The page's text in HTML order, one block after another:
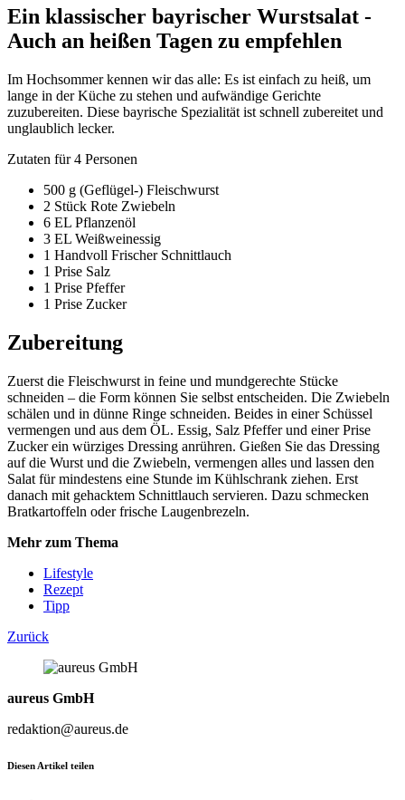
Ein klassischer bayrischer Wurstsalat -
Auch an heißen Tagen zu empfehlen
Im Hochsommer kennen wir das alle: Es ist einfach zu heiß, um
lange in der Küche zu stehen und aufwändige Gerichte
zuzubereiten. Diese bayrische Spezialität ist schnell zubereitet und
unglaublich lecker.
Zutaten für 4 Personen
500 g (Geflügel-) Fleischwurst
2 Stück Rote Zwiebeln
6 EL Pflanzenöl
3 EL Weißweinessig
1 Handvoll Frischer Schnittlauch
1 Prise Salz
1 Prise Pfeffer
1 Prise Zucker
Zubereitung
Zuerst die Fleischwurst in feine und mundgerechte Stücke
schneiden – die Form können Sie selbst entscheiden. Die Zwiebeln
schälen und in dünne Ringe schneiden. Beides in einer Schüssel
vermengen und aus dem ÖL. Essig, Salz Pfeffer und einer Prise
Zucker ein würziges Dressing anrühren. Gießen Sie das Dressing
auf die Wurst und die Zwiebeln, vermengen alles und lassen den
Salat für mindestens eine Stunde im Kühlschrank ziehen. Erst
danach mit gehacktem Schnittlauch servieren. Dazu schmecken
Bratkartoffeln oder frische Laugenbrezeln.
Mehr zum Thema
Lifestyle
Rezept
Tipp
Zurück
aureus GmbH
redaktion@aureus.de
Diesen Artikel teilen